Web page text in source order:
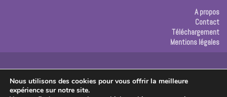
A propos
Contact
Téléchargement
Mentions légales
Nous utilisons des cookies pour vous offrir la meilleure
expérience sur notre site.